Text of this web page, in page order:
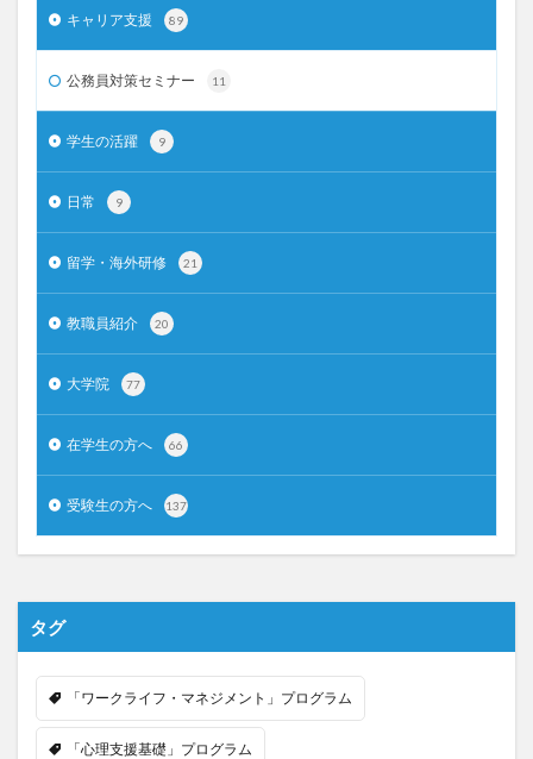
キャリア支援 89
公務員対策セミナー 11
学生の活躍 9
日常 9
留学・海外研修 21
教職員紹介 20
大学院 77
在学生の方へ 66
受験生の方へ 137
タグ
「ワークライフ・マネジメント」プログラム
「心理支援基礎」プログラム